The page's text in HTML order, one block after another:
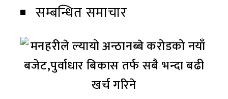
सम्बन्धित समाचार